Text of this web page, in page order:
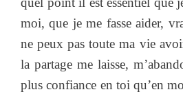
moi, que je me fasse aider,
ne peux pas toute ma vie
la partage me laisse,
plus confiance en toi qu’en